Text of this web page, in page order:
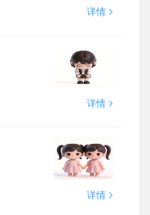
详情 >
详情 >
详情 >